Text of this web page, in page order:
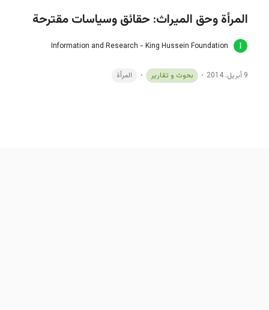
المرأة وحق الميراث: حقائق وسياسات مقترحة
Information and Research - King Hussein Foundation
9 أبريل، 2014 بحوث و تقارير المرأة